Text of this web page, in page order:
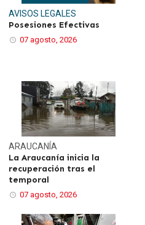
AVISOS LEGALES
Posesiones Efectivas
07 agosto, 2026
ARAUCANÍA
La Araucanía inicia la
recuperación tras el
temporal
07 agosto, 2026